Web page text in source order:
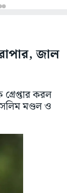
জাল
করল
মণ্ডল ও